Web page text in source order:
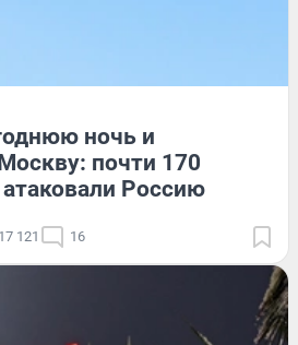
ночь и
почти 170
Россию
17 121 16